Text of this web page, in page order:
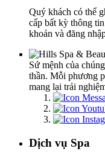
Quý khách có thể
cấp bất kỳ thông
khoản và đăng
Sứ mệnh của
thần. Mỗi phương
mang lại trải
Dịch vụ Spa